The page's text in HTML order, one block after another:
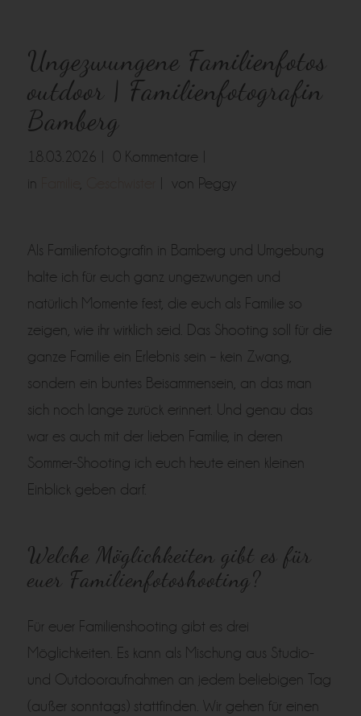
Ungezwungene Familienfotos
outdoor | Familienfotografin
Bamberg
18.03.2026 |
0 Kommentare |
in
, von Peggy
Als Familienfotografin in Bamberg und Umgebung
halte ich für euch ganz ungezwungen und
natürlich Momente fest, die euch als Familie so
zeigen, wie ihr wirklich seid. Das Shooting soll für die
ganze Familie ein Erlebnis sein – kein Zwang,
sondern ein buntes Beisammensein, an das man
sich noch lange zurück erinnert. Und genau das
war es auch mit der lieben Familie, in deren
Sommer-Shooting ich euch heute einen kleinen
Einblick geben darf.
Welche Möglichkeiten gibt es für
euer Familienfotoshooting?
Für euer Familienshooting gibt es drei
Möglichkeiten. Es kann als Mischung aus Studio-
und Outdooraufnahmen an jedem beliebigen Tag
(außer sonntags) stattfinden. Wir gehen für einen